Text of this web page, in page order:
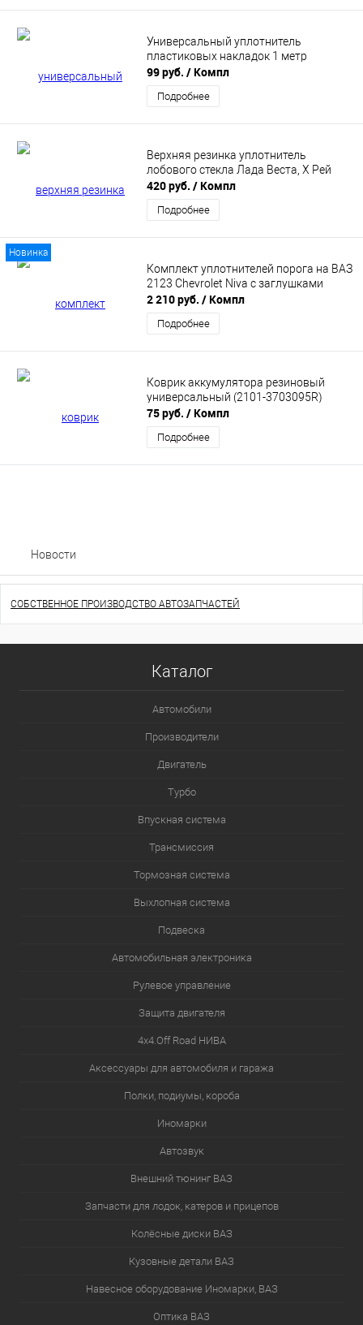
Универсальный уплотнитель
пластиковых накладок 1 метр
99 руб. / Компл
Подробнее
Верхняя резинка уплотнитель
лобового стекла Лада Веста, Х Рей
420 руб. / Компл
Подробнее
Новинка
Комплект уплотнителей порога на ВАЗ
2123 Chevrolet Niva с заглушками
2 210 руб. / Компл
Подробнее
Коврик аккумулятора резиновый
универсальный (2101-3703095R)
75 руб. / Компл
Подробнее
Новости
СОБСТВЕННОЕ ПРОИЗВОДСТВО АВТОЗАПЧАСТЕЙ
Каталог
Автомобили
Производители
Двигатель
Турбо
Впускная система
Трансмиссия
Тормозная система
Выхлопная система
Подвеска
Автомобильная электроника
Рулевое управление
Защита двигателя
4х4.Off Road НИВА
Аксессуары для автомобиля и гаража
Полки, подиумы, короба
Иномарки
Автозвук
Внешний тюнинг ВАЗ
Запчасти для лодок, катеров и прицепов
Колёсные диски ВАЗ
Кузовные детали ВАЗ
Навесное оборудование Иномарки, ВАЗ
Оптика ВАЗ